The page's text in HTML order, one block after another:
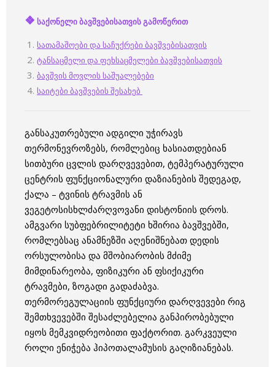
❖ საქონელი ბავშვებისათვის გამოწერით
სათამაშოები და საჩუქრები ბავშვებისათვის
ტანსაცმელი და ფეხსაცმელები ბავშვებისათვის
ბავშვის მოვლის საშუალებები
საიტები ბავშვების შესახებ
განსაკუთრებული ადგილი უჭირავს
თერმონევროზებს, რომლებიც ხასიათდებიან
სითბური ცვლის დარღვევებით, ტემპერატურული
ცენტრის ფუნქციონალური დაზიანების შედეგად,
ქალა – ტვინის ტრავმის ან
ვეგეტოსისხლძარღვოვანი დისტონიის დროს.
ამგვარი სუბფებრილიტეტი ხშირია ბავშვებში,
რომლებსაც ანამნეზში აღენიშნებათ დედის
ორსულობისა და მშობიარობის მძიმე
მიმდინარეობა, ფიზიკური ან ფსიქიკური
ტრავმები, ზოგადი გადაძაბვა.
თერმორეგულაციის ფუნქციური დარღვევები რიგ
შემთხვევებში შესაძლებელია განპირობებული
იყოს მემკვიდრეობითი ფაქტორით. გარკვეული
როლი ენიჭება ჰიპოთალამუსის გაღიზიანებას.